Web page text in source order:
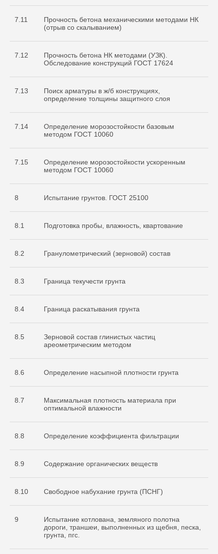
7.11
Прочность бетона механическими методами НК
(отрыв со скалыванием)
7.12
Прочность бетона НК методами (УЗК).
Обследование конструкций ГОСТ 17624
7.13
Поиск арматуры в ж/б конструкциях,
определение толщины защитного слоя
7.14
Определение морозостойкости базовым
методом ГОСТ 10060
7.15
Определение морозостойкости ускоренным
методом ГОСТ 10060
8 Испытание грунтов. ГОСТ 25100
8.1 Подготовка пробы, влажность, квартование
8.2 Гранулометрический (зерновой) состав
8.3 Граница текучести грунта
8.4 Граница раскатывания грунта
8.5
Зерновой состав глинистых частиц
ареометрическим методом
8.6 Определение насыпной плотности грунта
8.7
Максимальная плотность материала при
оптимальной влажности
8.8 Определение коэффициента фильтрации
8.9 Содержание органических веществ
8.10 Свободное набухание грунта (ПСНГ)
9
Испытание котлована, земляного полотна
дороги, траншеи, выполненных из щебня, песка,
грунта, пгс.